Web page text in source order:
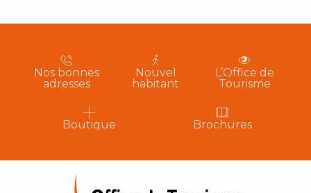
Nos bonnes
adresses
Nouvel
habitant
L’Office de
Tourisme
Boutique Brochures